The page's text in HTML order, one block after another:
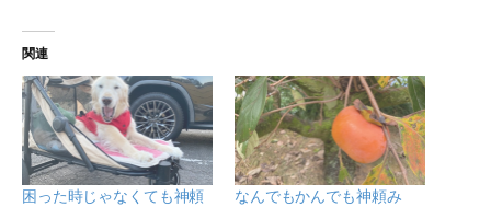
関連
困った時じゃなくても神頼
なんでもかんでも神頼み